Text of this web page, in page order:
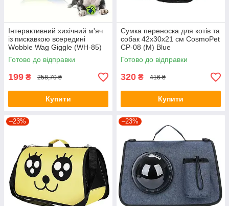
Інтерактивний хихічний м'яч
із пискавкою всередині
Wobble Wag Giggle (WH-85)
Green
Готово до відправки
199 ₴ 258,70 ₴
Купити
Сумка переноска для котів та
собак 42x30x21 см CosmoPet
CP-08 (M) Blue
Готово до відправки
320 ₴ 416 ₴
Купити
–23% –23%